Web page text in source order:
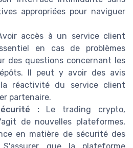
appropriées pour naviguer
accès à un service client
en cas de problèmes
des questions concernant les
Il peut y avoir des avis
réactivité du service client
partenaire.
:Le trading crypto,
de nouvelles plateformes,
en matière de sécurité des
que la plateforme